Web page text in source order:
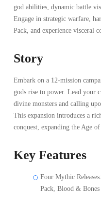
god abilities, dynamic battle
Engage in strategic warfare,
Pack, and experience visceral
Story
Embark on a 12-mission
gods rise to power. Lead your
divine monsters and calling
This expansion introduces a
conquest, expanding the Age
Key Features
Four Mythic
Pack, Blood &